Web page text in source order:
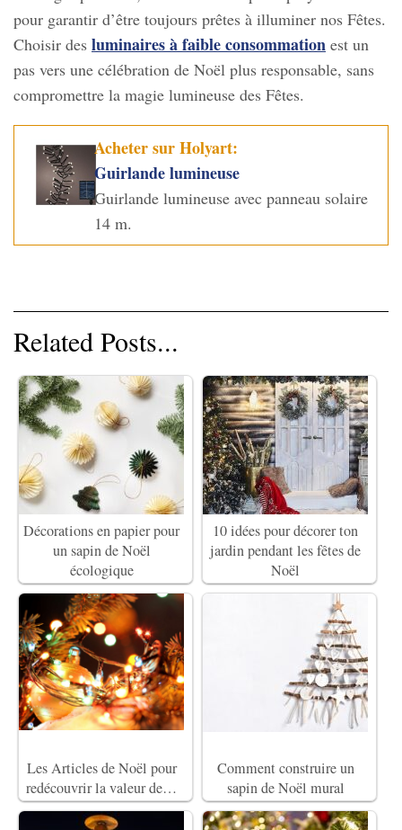
pour garantir d’être toujours prêtes à illuminer nos Fêtes.
Choisir des luminaires à faible consommation est un
pas vers une célébration de Noël plus responsable, sans
compromettre la magie lumineuse des Fêtes.
Acheter sur Holyart:
Guirlande lumineuse
Guirlande lumineuse avec panneau solaire
14 m.
Related Posts...
Décorations en papier pour
un sapin de Noël
écologique
10 idées pour décorer ton
jardin pendant les fêtes de
Noël
Les Articles de Noël pour
redécouvrir la valeur de…
Comment construire un
sapin de Noël mural